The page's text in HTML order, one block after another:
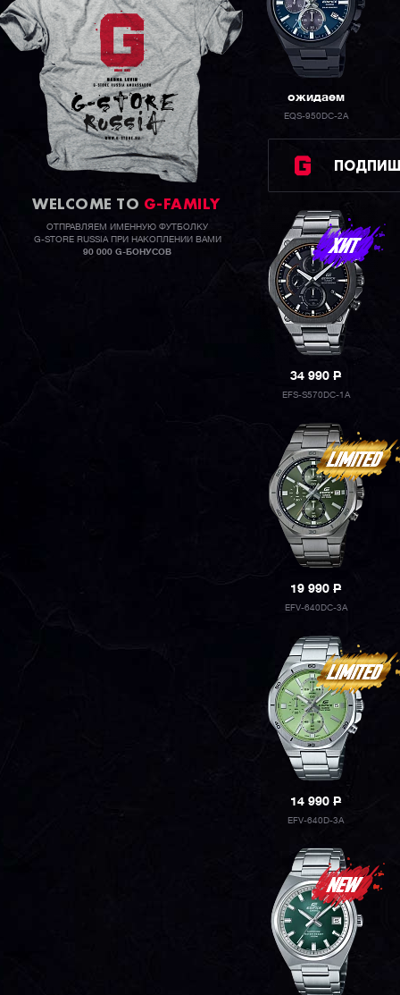
WELCOME TO G-FAMILY
ОТПРАВЛЯЕМ ИМЕННУЮ ФУТБОЛКУ
G-STORE RUSSIA ПРИ НАКОПЛЕНИИ ВАМИ
90 000 G-БОНУСОВ
ожидаем
EQS-950DC-2A
34 990P
EFS-S570DC-1A
19 990P
EFV-640DC-3A
14 990P
EFV-640D-3A